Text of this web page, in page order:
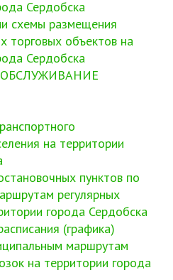
Сердобска
схемы размещения
торговых объектов на
Сердобска
на территории
пунктов по
регулярных
города Сердобска
(графика)
маршрутам
на территории города